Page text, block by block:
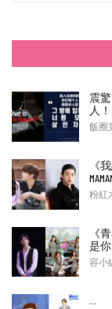
震
人
飯圈
《
粉紅
《
是你
容小